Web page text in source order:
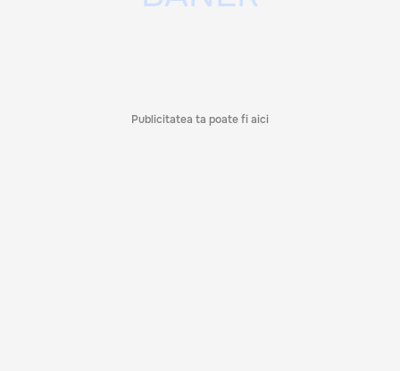
Publicitatea ta poate fi aici